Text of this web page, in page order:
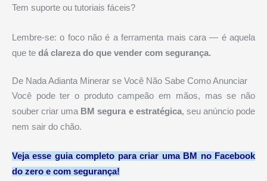
Tem suporte ou tutoriais fáceis?
Lembre-se: o foco não é a ferramenta mais cara — é aquela
que te dá clareza do que vender com segurança.
De Nada Adianta Minerar se Você Não Sabe Como Anunciar
Você pode ter o produto campeão em mãos, mas se não
souber criar uma BM segura e estratégica, seu anúncio pode
nem sair do chão.
Veja esse guia completo para criar uma BM no Facebook
do zero e com segurança!